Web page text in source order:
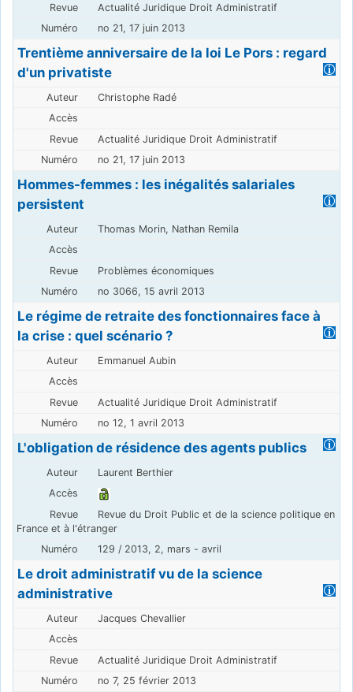
Actualité Juridique Droit Administratif
no 21, 17 juin 2013
Trentième anniversaire de la loi Le Pors : regard
d'un privatiste
Christophe Radé
Actualité Juridique Droit Administratif
no 21, 17 juin 2013
Hommes-femmes : les inégalités salariales
persistent
Thomas Morin, Nathan Remila
Problèmes économiques
no 3066, 15 avril 2013
Le régime de retraite des fonctionnaires face à
la crise : quel scénario ?
Emmanuel Aubin
Actualité Juridique Droit Administratif
no 12, 1 avril 2013
L'obligation de résidence des agents publics
Laurent Berthier
Revue du Droit Public et de la science politique en
France et à l'étranger
129 / 2013, 2, mars - avril
Le droit administratif vu de la science
administrative
Jacques Chevallier
Actualité Juridique Droit Administratif
no 7, 25 février 2013